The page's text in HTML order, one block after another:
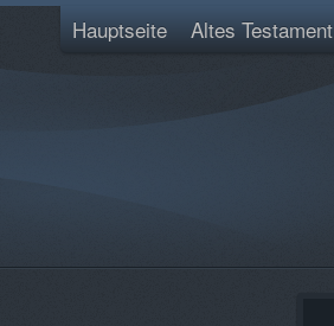
Hauptseite Altes Testament